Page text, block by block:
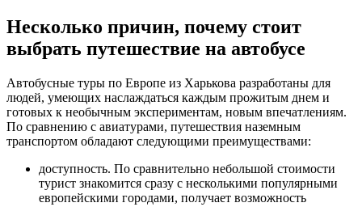
Несколько причин, почему стоит
выбрать путешествие на автобусе
Автобусные туры по Европе из Харькова разработаны для
людей, умеющих наслаждаться каждым прожитым днем и
готовых к необычным экспериментам, новым впечатлениям.
По сравнению с авиатурами, путешествия наземным
транспортом обладают следующими преимуществами:
доступность. По сравнительно небольшой стоимости
турист знакомится сразу с несколькими популярными
европейскими городами, получает возможность